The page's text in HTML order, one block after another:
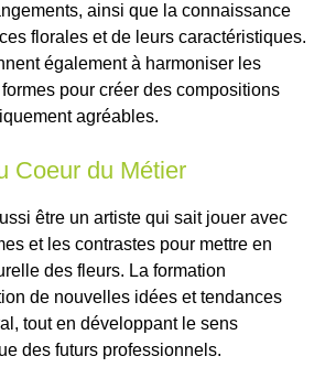
ainsi que la connaissance
florales et de leurs caractéristiques.
également à harmoniser les
pour créer des compositions
agréables.
Coeur du Métier
être un artiste qui sait jouer avec
et les contrastes pour mettre en
des fleurs. La formation
de nouvelles idées et tendances
tout en développant le sens
des futurs professionnels.